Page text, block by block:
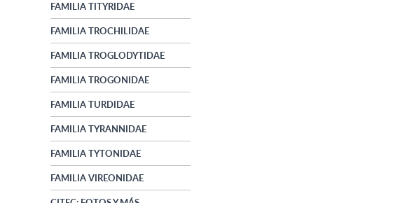
FAMILIA TITYRIDAE
FAMILIA TROCHILIDAE
FAMILIA TROGLODYTIDAE
FAMILIA TROGONIDAE
FAMILIA TURDIDAE
FAMILIA TYRANNIDAE
FAMILIA TYTONIDAE
FAMILIA VIREONIDAE